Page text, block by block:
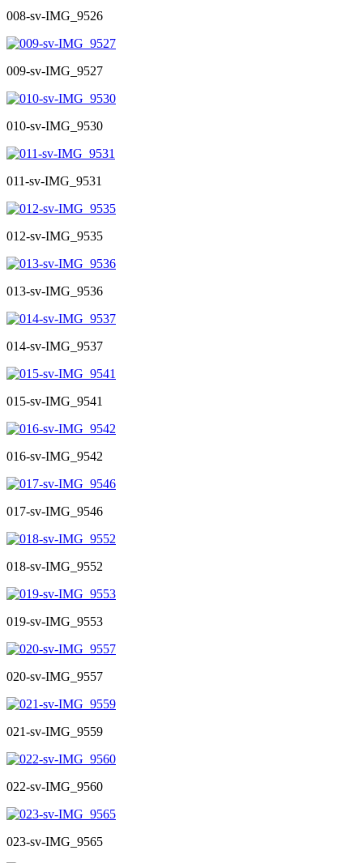
008-sv-IMG_9526
009-sv-IMG_9527
010-sv-IMG_9530
011-sv-IMG_9531
012-sv-IMG_9535
013-sv-IMG_9536
014-sv-IMG_9537
015-sv-IMG_9541
016-sv-IMG_9542
017-sv-IMG_9546
018-sv-IMG_9552
019-sv-IMG_9553
020-sv-IMG_9557
021-sv-IMG_9559
022-sv-IMG_9560
023-sv-IMG_9565